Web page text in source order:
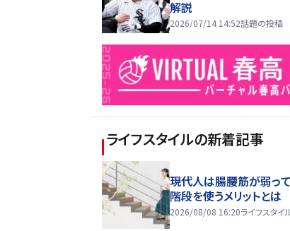
解説
2026/07/14 14:52話題の投稿
ライフスタイルの新着記事
現代人は腸腰筋が弱っ
階段を使うメリットとは
2026/08/08 16:20ライフスタイ